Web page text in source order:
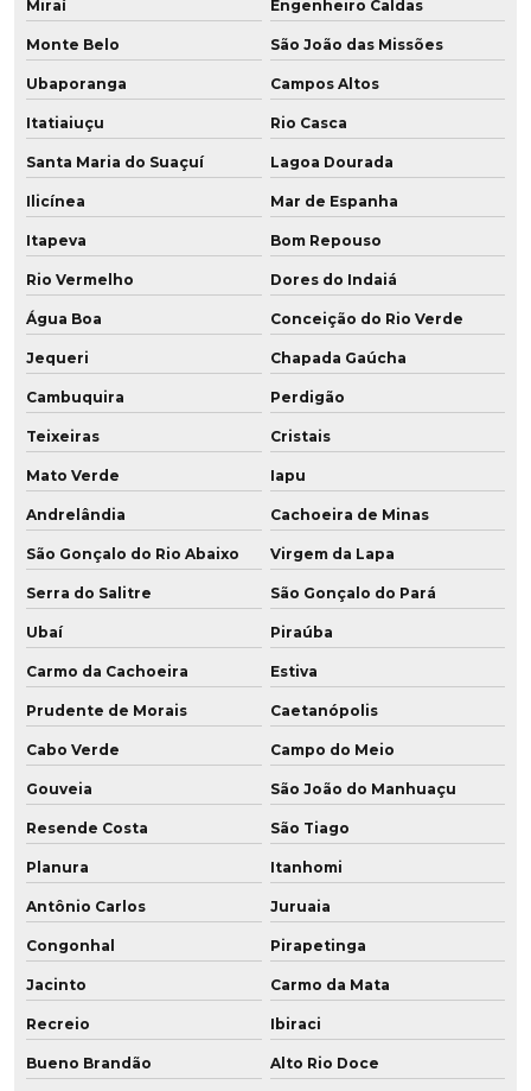
Miraí Engenheiro Caldas
Monte Belo São João das Missões
Ubaporanga Campos Altos
Itatiaiuçu Rio Casca
Santa Maria do Suaçuí Lagoa Dourada
Ilicínea Mar de Espanha
Itapeva Bom Repouso
Rio Vermelho Dores do Indaiá
Água Boa Conceição do Rio Verde
Jequeri Chapada Gaúcha
Cambuquira Perdigão
Teixeiras Cristais
Mato Verde Iapu
Andrelândia Cachoeira de Minas
São Gonçalo do Rio Abaixo Virgem da Lapa
Serra do Salitre São Gonçalo do Pará
Ubaí Piraúba
Carmo da Cachoeira Estiva
Prudente de Morais Caetanópolis
Cabo Verde Campo do Meio
Gouveia São João do Manhuaçu
Resende Costa São Tiago
Planura Itanhomi
Antônio Carlos Juruaia
Congonhal Pirapetinga
Jacinto Carmo da Mata
Recreio Ibiraci
Bueno Brandão Alto Rio Doce